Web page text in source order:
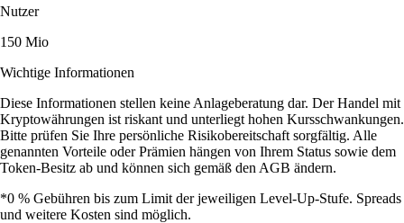
Nutzer
150 Mio
Wichtige Informationen
Diese Informationen stellen keine Anlageberatung dar. Der Handel mit
Kryptowährungen ist riskant und unterliegt hohen Kursschwankungen.
Bitte prüfen Sie Ihre persönliche Risikobereitschaft sorgfältig. Alle
genannten Vorteile oder Prämien hängen von Ihrem Status sowie dem
Token-Besitz ab und können sich gemäß den AGB ändern.
*0 % Gebühren bis zum Limit der jeweiligen Level-Up-Stufe. Spreads
und weitere Kosten sind möglich.